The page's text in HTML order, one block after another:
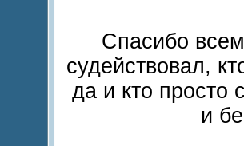
Спасибо
судействовал,
да и кто просто
и